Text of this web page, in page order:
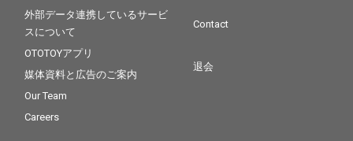
外部データ連携しているサービ
スについて
OTOTOYアプリ
媒体資料と広告のご案内
Our Team
Careers
Contact
退会